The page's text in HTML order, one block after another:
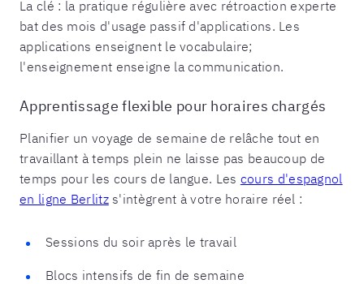
La clé : la pratique régulière avec rétroaction experte
bat des mois d'usage passif d'applications. Les
applications enseignent le vocabulaire;
l'enseignement enseigne la communication.
Apprentissage flexible pour horaires chargés
Planifier un voyage de semaine de relâche tout en
travaillant à temps plein ne laisse pas beaucoup de
temps pour les cours de langue. Les cours d'espagnol
en ligne Berlitzs'intègrent à votre horaire réel :
Sessions du soir après le travail
Blocs intensifs de fin de semaine